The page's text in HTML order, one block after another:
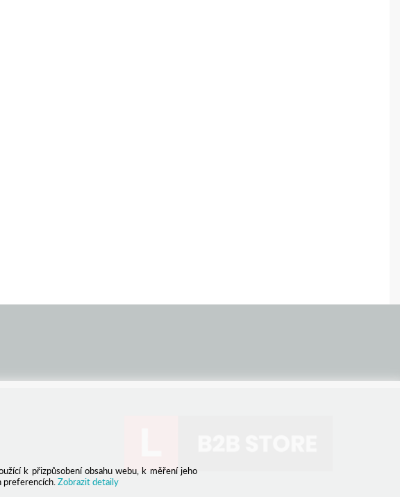
k přizpůsobení obsahu webu, k měření jeho
Zobrazit detaily